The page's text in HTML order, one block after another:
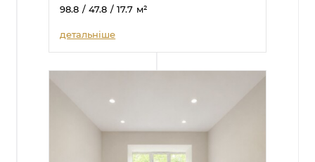
98.8 / 47.8 / 17.7 м²
детальніше